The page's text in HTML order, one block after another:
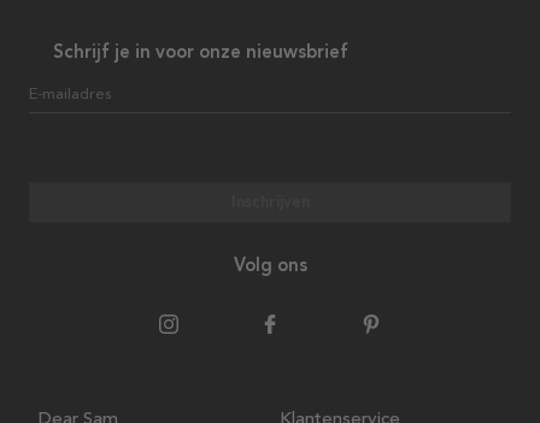
Schrijf je in voor onze nieuwsbrief
E-mailadres
Volg ons
Dear Sam Klantenservice